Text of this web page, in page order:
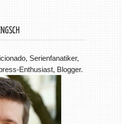
Serienfanatiker,
Enthusiast, Blogger.